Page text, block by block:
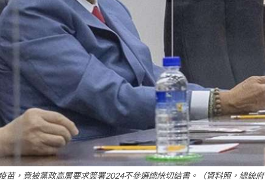
苗，竟被黨政高層要求簽署2024不參選總統切結書。（資料照，總統府